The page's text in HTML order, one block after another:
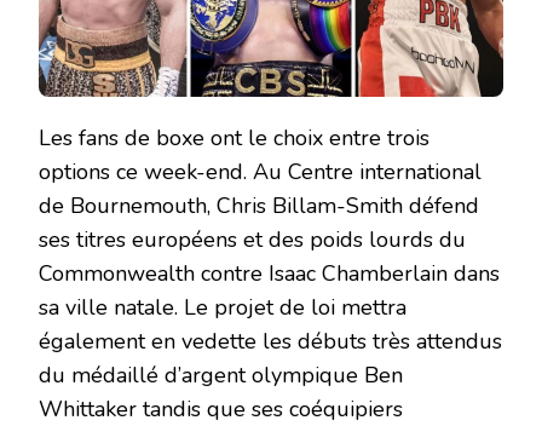
Les fans de boxe ont le choix entre trois
options ce week-end. Au Centre international
de Bournemouth, Chris Billam-Smith défend
ses titres européens et des poids lourds du
Commonwealth contre Isaac Chamberlain dans
sa ville natale. Le projet de loi mettra
également en vedette les débuts très attendus
du médaillé d’argent olympique Ben
Whittaker tandis que ses coéquipiers